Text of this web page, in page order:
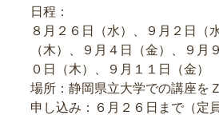
日程：
８月２６日（水）、９月２日（
（木）、９月４日（金）、９月
０日（木）、９月１１日（金
場所：静岡県立大学での講座を
申し込み：６月２６日まで（定